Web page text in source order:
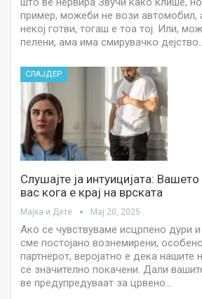
пример, можеби не вози автомобил,
некој готви, тогаш е тоа тој. Или,
пелени, ама има смирувачко
СЛАЈДЕР
Слушајте ја интуицијата:
вас кога е крај на врската
Мајка и Дете Мај 20, 2025
Ако се чувствуваме исцрпено дури
сме постојано вознемирени,
партнерот, веројатно е дека нашите
се значително покачени. Дали
ве предупредуваат за црвено…